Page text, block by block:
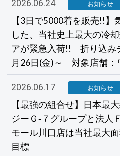
2026.06.24 お知らせ
【3日で5000着を販売!!
した、当社史上最大の冷
アが緊急入荷!! 折り込み
月26日(金)～ 対象店舗：
2026.06.17 お知らせ
【最強の組合せ】日本最
ジーＧ‐７グループと法人
モール川口店は当社最大
目標